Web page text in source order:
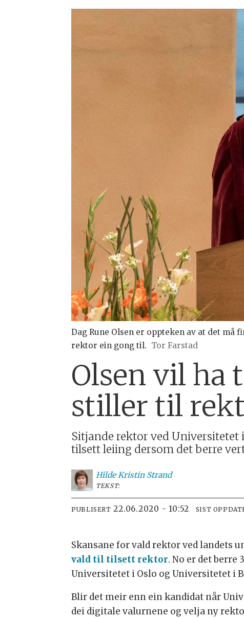
Dag Rune Olsen er oppteken av at det
rektor ein gong til. Tor Farstad
Olsen vil ha
stiller til
Sitjande rektor ved Universitetet
tilsett leiing dersom det berre
Hilde Kristin Strand
TEKST:
PUBLISERT 22.06.2020 - 10:52 SIST
Skansane for vald rektor ved landets
vald til tilsett rektor. No er det
Universitetet i Oslo og Universitetet i
Blir det meir enn ein kandidat når
dei digitale valurnene og velja ny